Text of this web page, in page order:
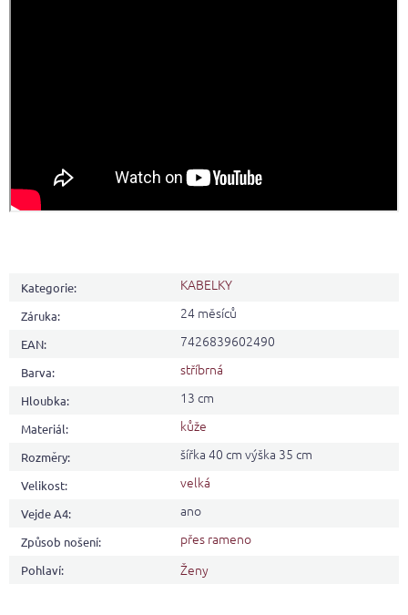
Kategorie: KABELKY
Záruka: 24 měsíců
EAN: 7426839602490
Barva: stříbrná
Hloubka: 13 cm
Materiál: kůže
Rozměry: šířka 40 cm výška 35 cm
Velikost: velká
Vejde A4: ano
Způsob nošení: přes rameno
Pohlaví: Ženy